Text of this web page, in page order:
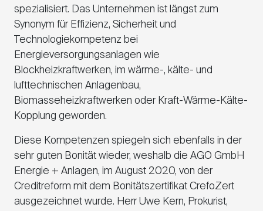
spezialisiert. Das Unternehmen ist längst zum
Synonym für Effizienz, Sicherheit und
Technologiekompetenz bei
Energieversorgungsanlagen wie
Blockheizkraftwerken, im wärme-, kälte- und
lufttechnischen Anlagenbau,
Biomasseheizkraftwerken oder Kraft-Wärme-Kälte-
Kopplung geworden.
Diese Kompetenzen spiegeln sich ebenfalls in der
sehr guten Bonität wieder, weshalb die AGO GmbH
Energie + Anlagen, im August 2020, von der
Creditreform mit dem Bonitätszertifikat CrefoZert
ausgezeichnet wurde. Herr Uwe Kern, Prokurist,